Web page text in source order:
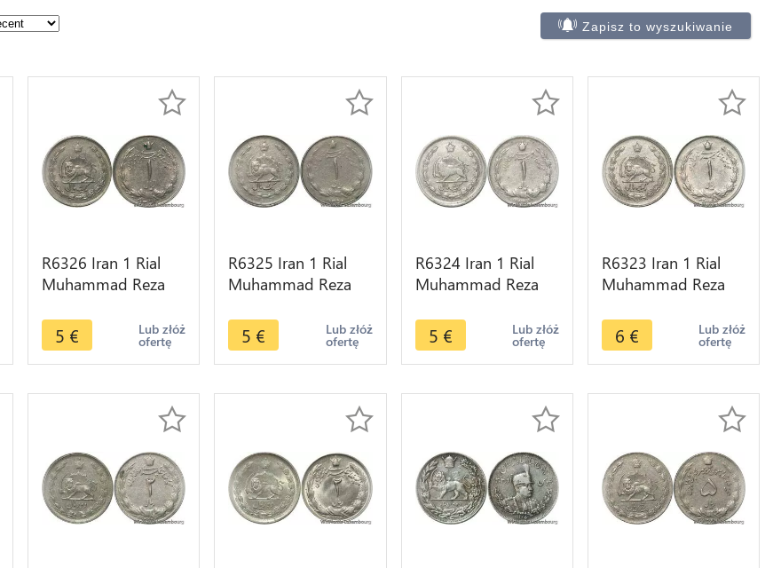
Zapisz to wyszukiwanie
R6326 Iran 1 Rial
Muhammad Reza
1972 -> Make offer
5 € Lub złóż
ofertę
R6325 Iran 1 Rial
Muhammad Reza
1971 -> Make offer
5 € Lub złóż
ofertę
R6324 Iran 1 Rial
Muhammad Reza
1969 -> Make offer
5 € Lub złóż
ofertę
R6323 Iran 1 Rial
Muhammad Reza
1965 -> Make offer
6 € Lub złóż
ofertę